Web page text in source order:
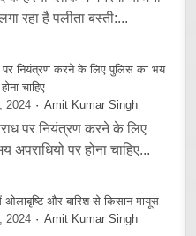
रहा है पलीता बस्ती:...
पर नियंत्रण करने के लिए पुलिस का भय
चाहिए
2024
Amit Kumar Singh
पर नियंत्रण करने के लिए
अपराधियो पर होना चाहिए...
ओलाबृष्टि और बारिश से किसान मायूस
2024
Amit Kumar Singh